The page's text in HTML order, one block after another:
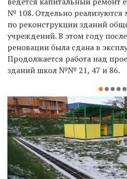
№ 108. Отдельно реализуются
по реконструкции зданий
учреждений. В этом году
реновации была сдана в
Продолжается работа над
зданий школ №№ 21, 47 и 86.